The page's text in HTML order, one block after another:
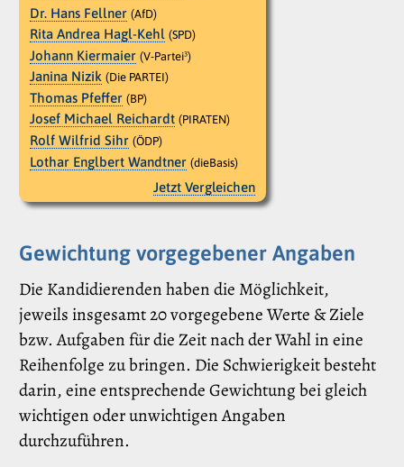
Dr. Hans Fellner (AfD)
Rita Andrea Hagl-Kehl (SPD)
Johann Kiermaier (V-Partei³)
Janina Nizik (Die PARTEI)
Thomas Pfeffer (BP)
Josef Michael Reichardt (PIRATEN)
Rolf Wilfrid Sihr (ÖDP)
Lothar Englbert Wandtner (dieBasis)
Jetzt Vergleichen
Gewichtung vorgegebener Angaben
Die Kandidierenden haben die Möglichkeit,
jeweils insgesamt 20 vorgegebene Werte & Ziele
bzw. Aufgaben für die Zeit nach der Wahl in eine
Reihenfolge zu bringen. Die Schwierigkeit besteht
darin, eine entsprechende Gewichtung bei gleich
wichtigen oder unwichtigen Angaben
durchzuführen.